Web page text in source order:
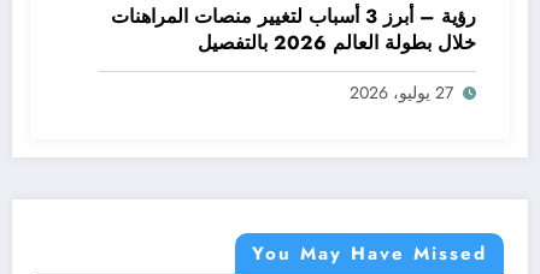
رؤية – أبرز 3 أسباب لتغيير منصات المراهنات
خلال بطولة العالم 2026 بالتفصيل
27 يوليو، 2026
You May Have Missed